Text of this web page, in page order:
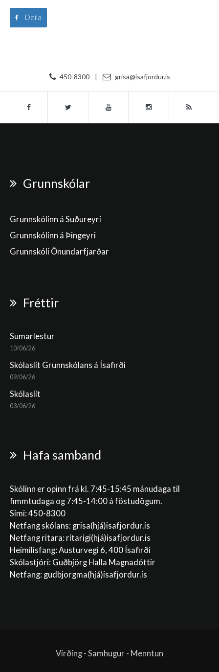
Deila
450-8300 | grisa@isafjordur.is
Grunnskólar
Grunnskólinn á Suðureyri
Grunnskólinn á Þingeyri
Grunnskóli Önundarfjarðar
Fréttir
Sumarlestur
10/06/26
Skólaslit Grunnskólans á Ísafirði
09/06/26
Skólaslit
03/06/26
Hafa samband
Skólinn er opinn frá kl. 7:45-15:45 mánudaga til
fimmtudaga og 7:45-14:00 á föstudögum.
Sími: 450-8300
Netfang skólans: grisa(hjá)isafjordur.is
Netfang ritara: ritarigi(hjá)isafjordur.is
Heimilisfang: Austurvegi 6, 400 Ísafirði
Skólastjóri: Guðbjörg Halla Magnadóttir
Netfang: gudbjorgma(hjá)isafjordur.is
Virðing - Samhugur - Menntun